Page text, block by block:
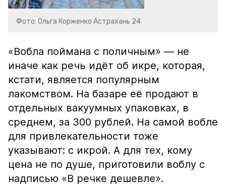
Фото: Ольга Корженко Астрахань 24
«Вобла поймана с поличным» — не
иначе как речь идёт об икре, которая,
кстати, является популярным
лакомством. На базаре её продают в
отдельных вакуумных упаковках, в
среднем, за 300 рублей. На самой вобле
для привлекательности тоже
указывают: с икрой. А для тех, кому
цена не по душе, приготовили воблу с
надписью «В речке дешевле».